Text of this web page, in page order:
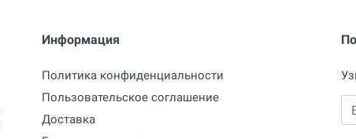
Информация
Политика конфиденциальности
Пользовательское соглашение
Доставка